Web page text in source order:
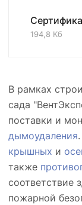
194,8 Кб
В рамках
сада
поставки и
дымоудаления
крышных и
также
соответствие
пожарной